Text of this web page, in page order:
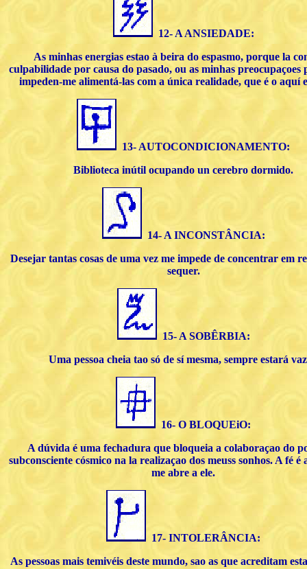
12- A ANSIEDADE:
As minhas energias estao à beira do espasmo, porque la
culpabilidade por causa do pasado, ou as minhas preocupaçoes
impeden-me alimentá-las com a única realidade, que é o aquí
13- AUTOCONDICIONAMENTO:
Biblioteca inútil ocupando un cerebro dormido.
14- A INCONSTÂNCIA:
Desejar tantas cosas de uma vez me impede de concentrar em
sequer.
15- A SOBÊRBIA:
Uma pessoa cheia tao só de sí mesma, sempre estará
16- O BLOQUEiO:
A dúvida é uma fechadura que bloqueia a colaboraçao do
subconsciente cósmico na la realizaçaodos meuss sonhos. A fé é
me abre a ele.
17- INTOLERÂNCIA:
As pessoas mais temivéis deste mundo, sao as que acreditam